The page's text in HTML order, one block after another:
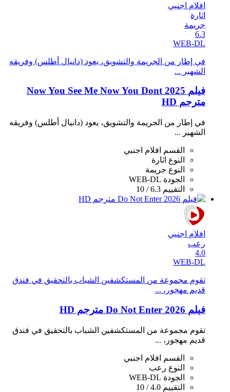
افلام اجنبي
اثارة
جريمة
6.3
WEB-DL
في إطار من الجريمة والتشويق، يعود (دانيال أطلس) وفريقه
الشهير ...
فيلم Now You See Me Now You Dont 2025
مترجم HD
في إطار من الجريمة والتشويق، يعود (دانيال أطلس) وفريقه
الشهير ...
القسم
افلام اجنبي
النوع اثارة
النوع جريمة
الجودة WEB-DL
التقييم 6.3 / 10
افلام اجنبي
رعب
4.0
WEB-DL
تقوم مجموعة من المستكشفين الشباب بالتحقيق في فندق
قديم مهجور، ...
فيلم Do Not Enter 2026 مترجم HD
تقوم مجموعة من المستكشفين الشباب بالتحقيق في فندق
قديم مهجور، ...
القسم
افلام اجنبي
النوع رعب
الجودة WEB-DL
التقييم 4.0 / 10